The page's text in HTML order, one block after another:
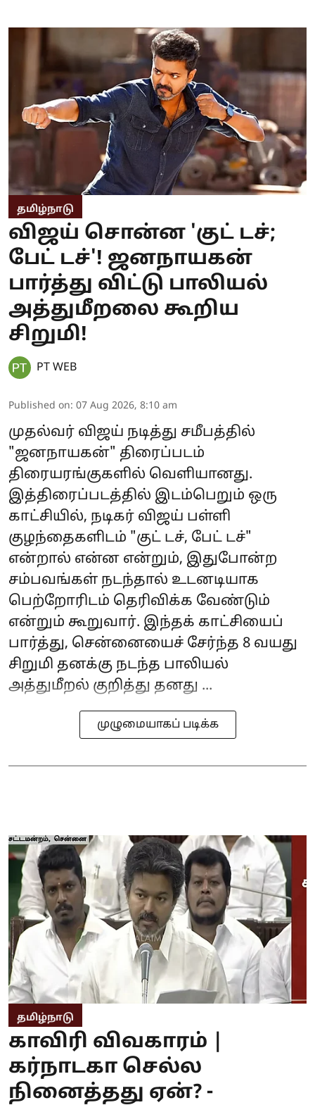
தமிழ்நாடு
விஜய் சொன்ன 'குட் டச்;
பேட் டச்'! ஜனநாயகன்
பார்த்து விட்டு பாலியல்
அத்துமீறலை கூறிய
சிறுமி!
PT WEB
Published on: 07 Aug 2026, 8:10 am
முதல்வர் விஜய் நடித்து சமீபத்தில்
"ஜனநாயகன்" திரைப்படம்
திரையரங்குகளில் வெளியானது.
இத்திரைப்படத்தில் இடம்பெறும் ஒரு
காட்சியில், நடிகர் விஜய் பள்ளி
குழந்தைகளிடம் "குட் டச், பேட் டச்"
என்றால் என்ன என்றும், இதுபோன்ற
சம்பவங்கள் நடந்தால் உடனடியாக
பெற்றோரிடம் தெரிவிக்க வேண்டும்
என்றும் கூறுவார். இந்தக் காட்சியைப்
பார்த்து, சென்னையைச் சேர்ந்த 8 வயது
சிறுமி தனக்கு நடந்த பாலியல்
அத்துமீறல் குறித்து தனது ...
முழுமையாகப் படிக்க
தமிழ்நாடு
காவிரி விவகாரம் |
கர்நாடகா செல்ல
நினைத்தது ஏன்? -